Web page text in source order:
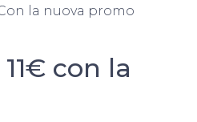
la nuova promo
con la